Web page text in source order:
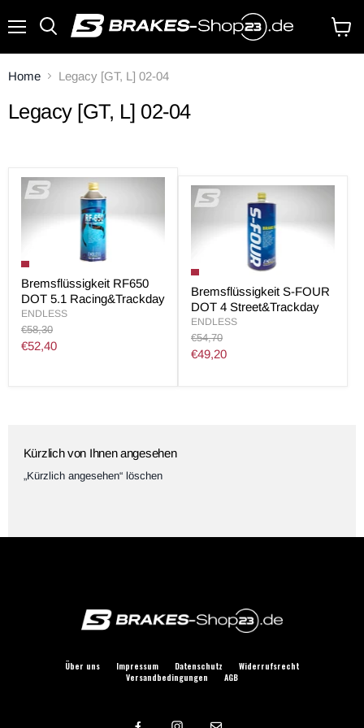
Home Legacy [GT, L] 02-04
Legacy [GT, L] 02-04
Bremsflüssigkeit RF650
DOT 5.1 Racing&Trackday
ENDLESS
Original
Preis
€58,30
Aktueller
€52,40
Bremsflüssigkeit S-FOUR
DOT 4 Street&Trackday
ENDLESS
Original
Preis
€54,70
Aktueller
€49,20
Kürzlich von Ihnen angesehen
„Kürzlich angesehen“ löschen
Über uns Impressum Datenschutz
Widerrufsrecht
Versandbedingungen
AGB